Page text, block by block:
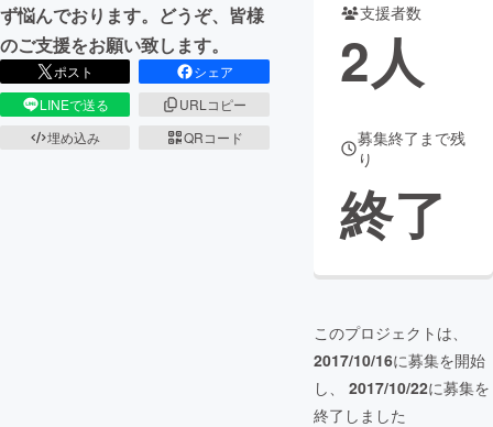
CAMPFIRE for Social Good
CAMPFIRE Creation
CAMPFIREふるさと納税
コミュニティ
ず悩んでおります。どうぞ、皆様
のご支援をお願い致します。
ポスト
シェア
LINEで送る
URLコピー
埋め込み
QRコード
支援者数
2人
募集終了まで残
り
終了
このプロジェクトは、
2017/10/16に募集を開始
し、 2017/10/22に募集を
終了しました